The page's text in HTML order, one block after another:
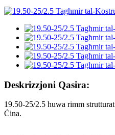
Deskrizzjoni Qasira:
19.50-25/2.5 huwa rimm
Ċina.